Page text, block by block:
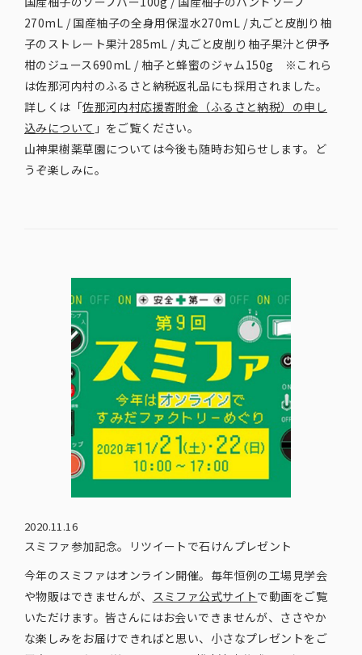
270mL / 国産柚子の全身用保湿水270mL / 丸ごと皮削り柚
子のストレート果汁285mL / 丸ごと皮削り柚子果汁と伊予
柑のジュース690mL / 柚子と蜂蜜のジャム150g ※これら
は佐那河内村のふるさと納税返礼品にも採用されました。
詳しくは「佐那河内村応援寄附金（ふるさと納税）の申し
込みについて 」をご覧ください。
山神果樹薬草園については今後も随時お知らせします。ど
うぞ楽しみに。
2020.11.16
スミファ参加記念。リツイートで石けんプレゼント
今年のスミファはオンライン開催。毎年恒例の工場見学会
や物販はできませんが、
スミファ公式サイトで動画をご覧
いただけます。皆さんにはお会いできませんが、ささやか
な楽しみをお届けできればと思い、小さなプレゼントをご